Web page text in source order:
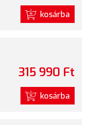
kosárba
315 990 Ft
kosárba